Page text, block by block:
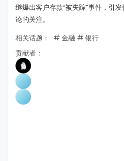
继爆出客户存款“被失踪”事件，引
论的关注。
相关话题：
金融
银行
贡献者：